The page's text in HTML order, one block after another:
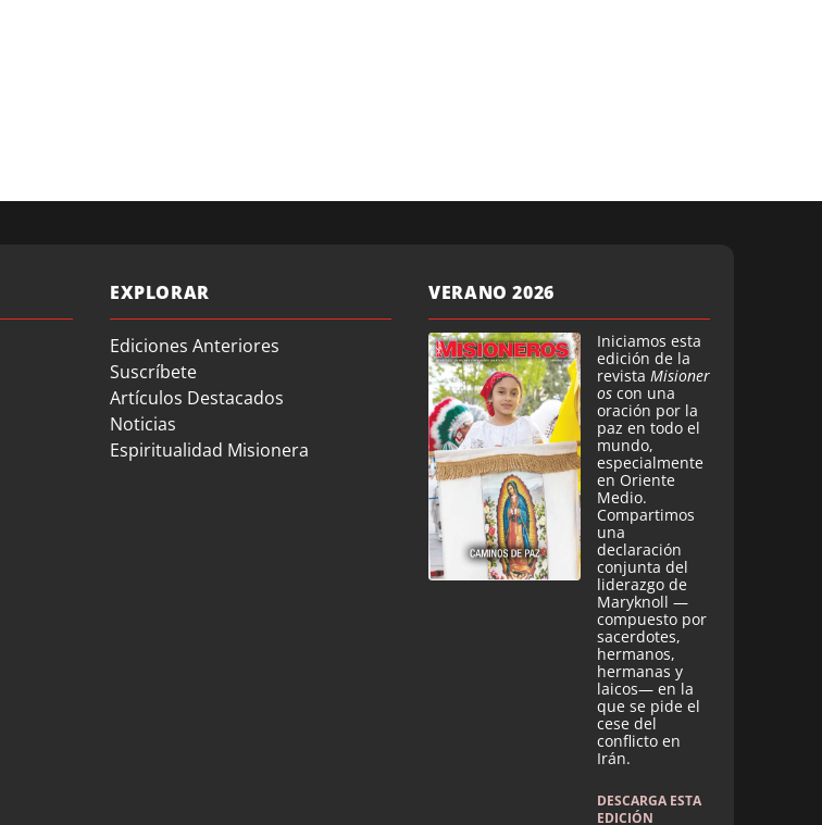
EXPLORAR
Ediciones Anteriores
Suscríbete
Artículos Destacados
Noticias
Espiritualidad Misionera
VERANO 2026
Iniciamos esta
edición de la
revista Misioner
os con una
oración por la
paz en todo el
mundo,
especialmente
en Oriente
Medio.
Compartimos
una
declaración
conjunta del
liderazgo de
Maryknoll —
compuesto por
sacerdotes,
hermanos,
hermanas y
laicos— en la
que se pide el
cese del
conflicto en
Irán.
DESCARGA ESTA
EDICIÓN